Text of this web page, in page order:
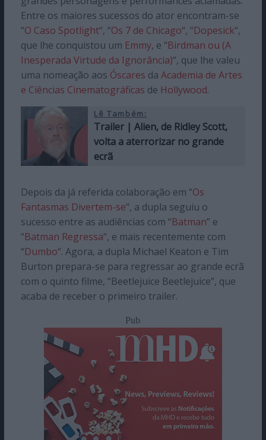
Entre os maiores sucessos do ator encontram-se
“O Caso Spotlight“, “Os 7 de Chicago“, “Dopesick“,
que lhe conquistou um Emmy, e “Birdman ou (A
Inesperada Virtude da Ignorância)“, que lhe valeu
uma nomeação aos Óscares da Academia de Artes
e Ciências Cinematográficas de Hollywood.
Lê Também:
Trailer | Alien, de Ridley Scott,
volta a aterrorizar no grande
ecrã
Depois da já referida colaboração em “Os
Fantasmas Divertem-se“, a dupla seguiu o
sucesso entre as audiências com “Batman” e
“Batman Regressa“, e mais recentemente com
“Dumbo“. Agora, a dupla Michael Keaton e Tim
Burton prepara-se para regressar ao grande ecrã
com o quinto filme, “Beetlejuice Beetlejuice”, que
acaba de receber o primeiro trailer.
Pub